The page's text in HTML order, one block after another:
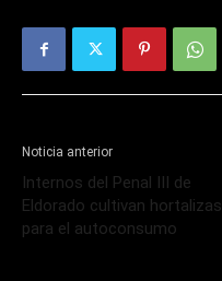
Noticia anterior
Internos del Penal III de
Eldorado cultivan hortalizas
para el autoconsumo